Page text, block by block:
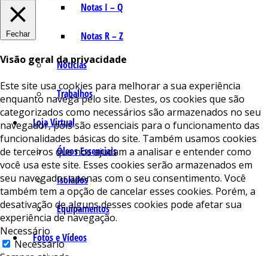
Notas I – Q
Notas R – Z
Notícias
Trabalhos
Loja Virtual
Óleos Essenciais
Isolados
Equipamentos
Fotos e Vídeos
Fechar
Visão geral da privacidade
Este site usa cookies para melhorar a sua experiência
enquanto navega pelo site. Destes, os cookies que são
categorizados como necessários são armazenados no seu
navegador, pois são essenciais para o funcionamento das
funcionalidades básicas do site. Também usamos cookies
de terceiros que nos ajudam a analisar e entender como
você usa este site. Esses cookies serão armazenados em
seu navegador apenas com o seu consentimento. Você
também tem a opção de cancelar esses cookies. Porém, a
desativação de alguns desses cookies pode afetar sua
experiência de navegação.
Necessário
Necessário